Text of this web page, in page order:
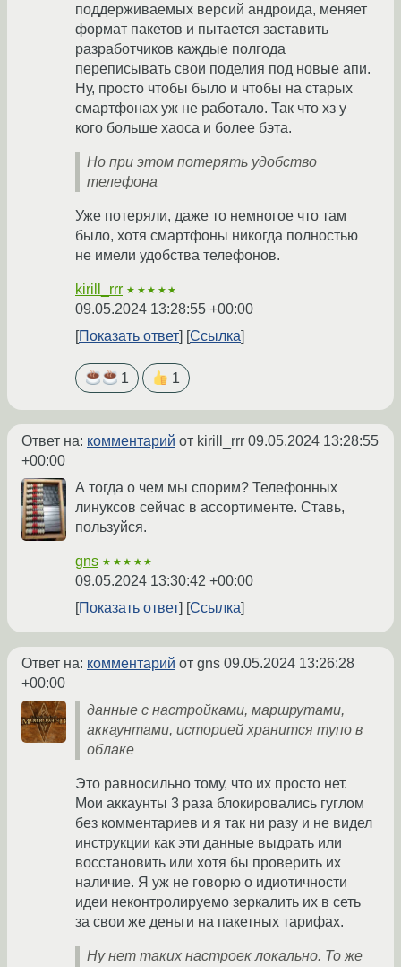
поддерживаемых версий андроида, меняет
формат пакетов и пытается заставить
разработчиков каждые полгода
переписывать свои поделия под новые апи.
Ну, просто чтобы было и чтобы на старых
смартфонах уж не работало. Так что хз у
кого больше хаоса и более бэта.
Но при этом потерять удобство
телефона
Уже потеряли, даже то немногое что там
было, хотя смартфоны никогда полностью
не имели удобства телефонов.
kirill_rrr ★★★★★
09.05.2024 13:28:55 +00:00
Показать ответ
Ссылка
1 1
Ответ на: комментарий от kirill_rrr 09.05.2024 13:28:55
+00:00
А тогда о чем мы спорим? Телефонных
линуксов сейчас в ассортименте. Ставь,
пользуйся.
gns ★★★★★
09.05.2024 13:30:42 +00:00
Показать ответ
Ссылка
Ответ на: комментарий от gns 09.05.2024 13:26:28
+00:00
данные с настройками, маршрутами,
аккаунтами, историей хранится тупо в
облаке
Это равносильно тому, что их просто нет.
Мои аккаунты 3 раза блокировались гуглом
без комментариев и я так ни разу и не видел
инструкции как эти данные выдрать или
восстановить или хотя бы проверить их
наличие. Я уж не говорю о идиотичности
идеи неконтролируемо зеркалить их в сеть
за свои же деньги на пакетных тарифах.
Ну нет таких настроек локально. То же